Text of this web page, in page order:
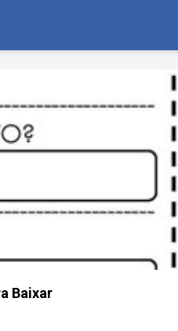
Baixar